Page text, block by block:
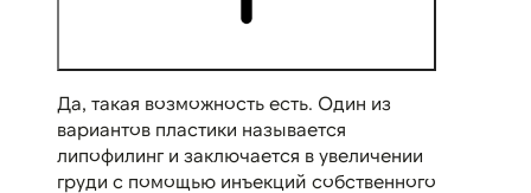
Да, такая возможность есть. Один из
вариантов пластики называется
липофилинг и заключается в увеличении
груди с помощью инъекций собственного